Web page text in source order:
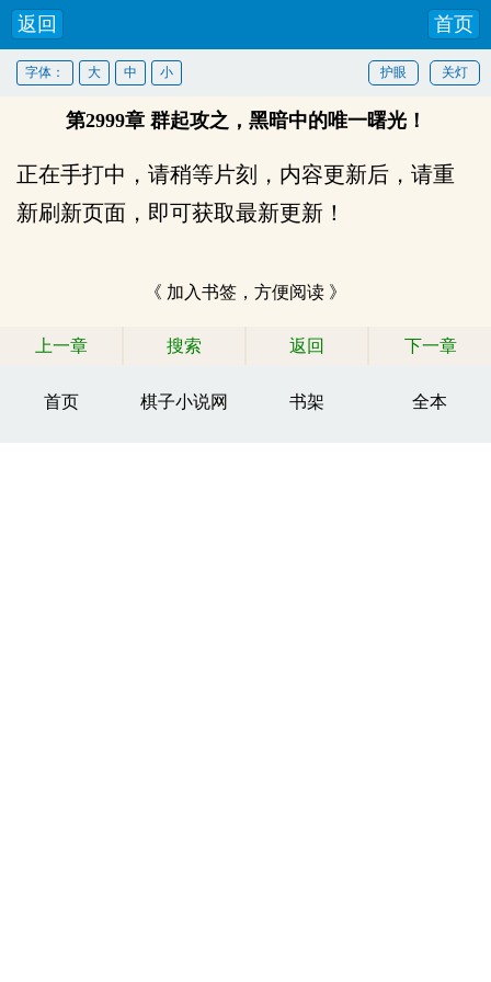
返回 首页
关灯
护眼
字体： 大 中 小
第2999章 群起攻之，黑暗中的唯一曙光！
正在手打中，请稍等片刻，内容更新后，请重
新刷新页面，即可获取最新更新！
《 加入书签，方便阅读 》
上一章 搜索 返回 下一章
首页 棋子小说网 书架 全本